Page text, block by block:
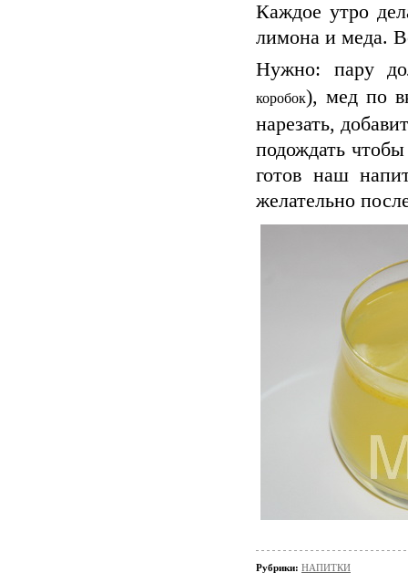
Каждое утро
лимона и меда.
Нужно: пару
коробок), мед по
нарезать,
подождать
готов наш
желательно
Рубрики: НАПИТКИ